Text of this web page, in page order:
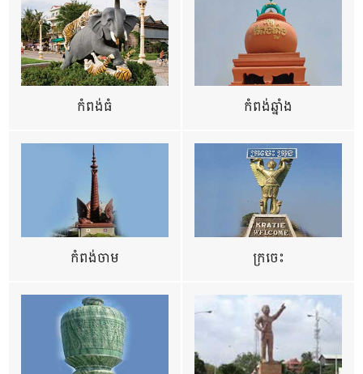
កំពង់ធំ កំពង់ឆ្នាំង
កំពង់ចាម ក្រចេះ